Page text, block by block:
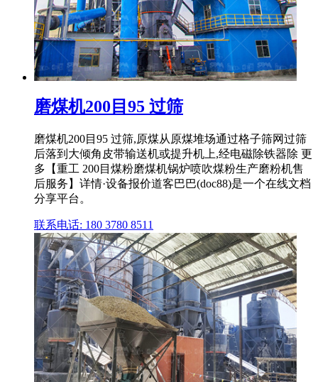
磨煤机200目95 过筛
磨煤机200目95 过筛,原煤从原煤堆场通过格子筛网过筛
后落到大倾角皮带输送机或提升机上,经电磁除铁器除 更
多【重工 200目煤粉磨煤机锅炉喷吹煤粉生产磨粉机售
后服务】详情·设备报价道客巴巴(doc88)是一个在线文档
分享平台。
联系电话: 180 3780 8511